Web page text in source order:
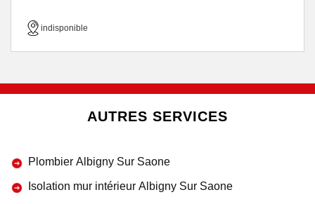
indisponible
AUTRES SERVICES
Plombier Albigny Sur Saone
Isolation mur intérieur Albigny Sur Saone